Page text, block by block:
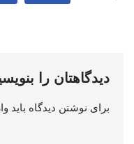
دیدگاهتان را
برای نوشتن دیدگاه باید